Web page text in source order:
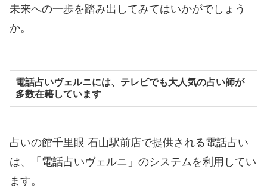
未来への一歩を踏み出してみてはいかがでしょう
か。
電話占いヴェルニには、テレビでも大人気の占い師が
多数在籍しています
占いの館千里眼 石山駅前店で提供される電話占い
は、「電話占いヴェルニ」のシステムを利用してい
ます。